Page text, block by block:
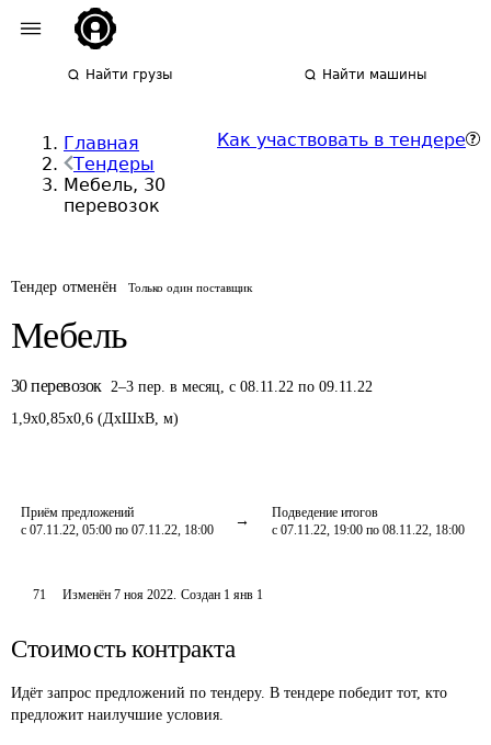
Найти грузы Найти машины
Главная
Тендеры
Мебель, 30
перевозок
Как участвовать в тендере
Тендер отменён Только один поставщик
Мебель
30 перевозок 2–3 пер. в месяц, с 08.11.22 по 09.11.22
1,9x0,85x0,6 (ДxШxВ, м)
Приём предложений
с 07.11.22, 05:00 по 07.11.22, 18:00
Подведение итогов
с 07.11.22, 19:00 по 08.11.22, 18:00
71 Изменён7 ноя 2022. Создан 1 янв 1
Стоимость контракта
Идёт запрос предложений по тендеру. В тендере победит тот, кто
предложит наилучшие условия.